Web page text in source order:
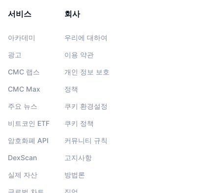
서비스
아카데미
광고
CMC 랩스
CMC Max
주요 뉴스
비트코인 ETF
암호화폐 API
DexScan
실제 자산
회사
우리에 대하여
이용 약관
개인 정보 보호
정책
쿠키 환경설정
쿠키 정책
커뮤니티 규칙
고지사항
방법론